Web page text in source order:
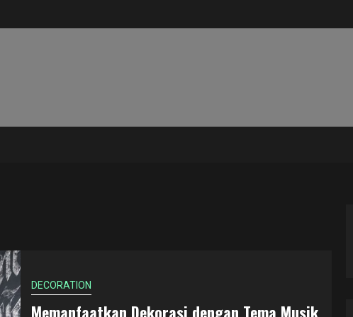
DECORATION
Memanfaatkan Dekorasi dengan Tema Musik